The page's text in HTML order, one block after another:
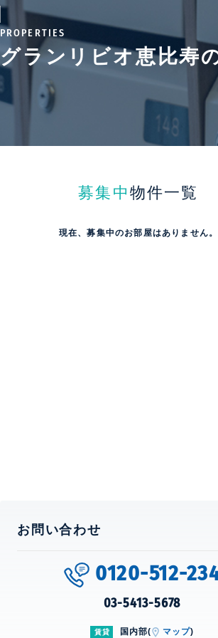
PROPERTIES
グランリビオ恵比寿
募集中 物件一覧
現在、募集中のお部屋はありません。
お問い合わせ
0120-512-
03-5413-5678
賃貸 国内部( マップ)